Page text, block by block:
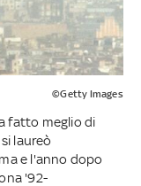
©Getty Images
fatto meglio di
laureò
e l'anno dopo
'92-